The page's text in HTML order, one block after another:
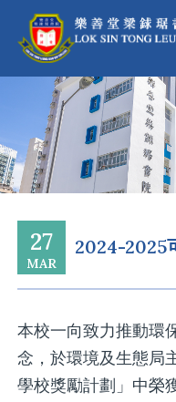
27
MAR
2024-2025
本校一向致力推動環
念，於環境及生態局
學校獎勵計劃」中榮